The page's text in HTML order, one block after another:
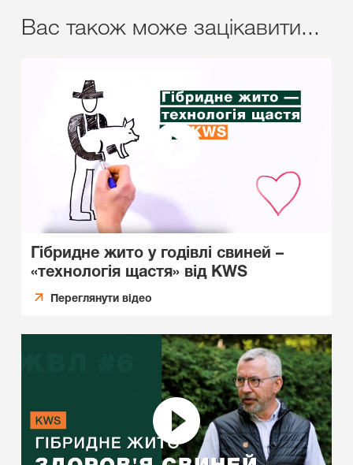
Вас також може зацікавити...
Гібридне жито у годівлі свиней –
«технологія щастя» від KWS
Переглянути відео